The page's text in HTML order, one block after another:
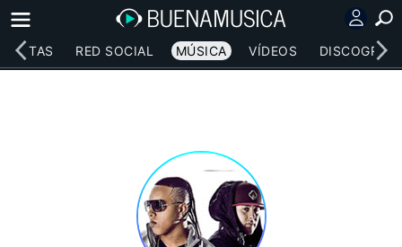
RED SOCIAL MÚSICA VÍDEOS